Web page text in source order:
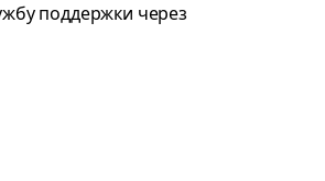
поддержки через